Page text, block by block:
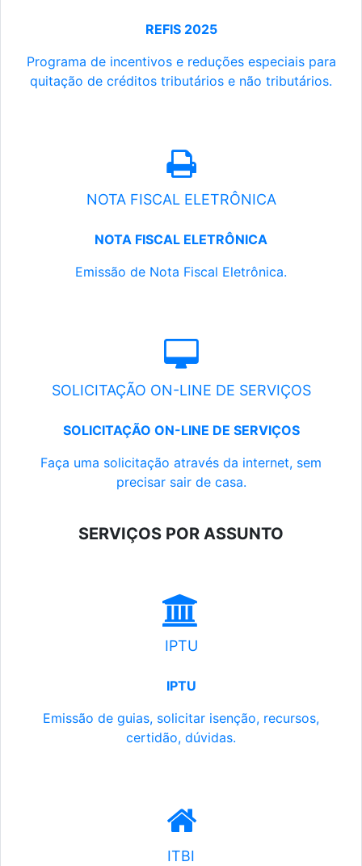
REFIS 2025
Programa de incentivos e reduções especiais para
quitação de créditos tributários e não tributários.
NOTA FISCAL ELETRÔNICA
NOTA FISCAL ELETRÔNICA
Emissão de Nota Fiscal Eletrônica.
SOLICITAÇÃO ON-LINE DE SERVIÇOS
SOLICITAÇÃO ON-LINE DE SERVIÇOS
Faça uma solicitação através da internet, sem
precisar sair de casa.
SERVIÇOS POR ASSUNTO
IPTU
IPTU
Emissão de guias, solicitar isenção, recursos,
certidão, dúvidas.
ITBI